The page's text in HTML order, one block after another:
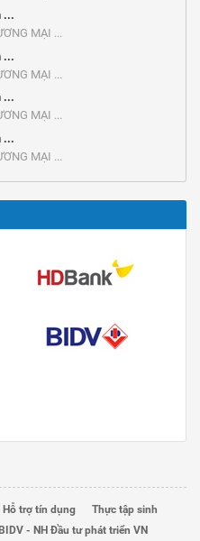
...
MẠI ...
...
MẠI ...
...
MẠI ...
...
MẠI ...
Hỗ trợ tín dụng
Thực tập sinh
- NH Đầu tư phát triển VN